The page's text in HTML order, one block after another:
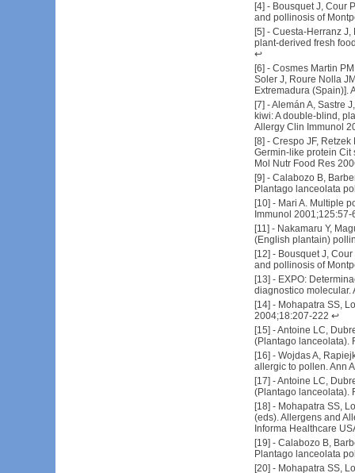
[4] - Bousquet J, Cour
and pollinosis of
[5] - Cuesta-Herranz J,
plant-derived fresh
↩
[6] - Cosmes Martin
Soler J, Roure Nolla
Extremadura (Spain)].
[7] -Alemán A, Sastre
kiwi: A double-blind,
Allergy Clin Immunol
[8] - Crespo JF, Retzek
Germin-like protein Cit
Mol Nutr Food Res
[9] - Calabozo B,
Plantago lanceolata
[10] - Mari A. Multiple
Immunol 2001;125:57-
[11] - Nakamaru Y,
(English plantain)
[12] - Bousquet J,
and pollinosis of
[13] - EXPO:
diagnostico molecular.
[14] - Mohapatra SS,
2004;18:207-222 ↩
[15] -Antoine LC,
(Plantago lanceolata).
[16] - Wojdas A,
allergic to pollen. Ann
[17] -Antoine LC,
(Plantago lanceolata).
[18] - Mohapatra SS,
(eds). Allergens and
Informa Healthcare
[19] - Calabozo B,
Plantago lanceolata
[20] - Mohapatra SS,